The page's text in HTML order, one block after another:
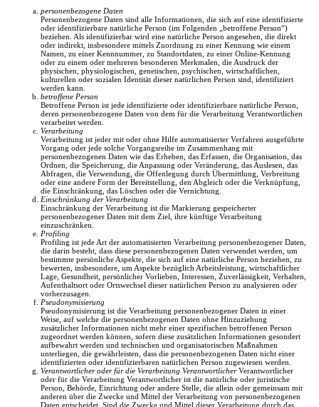
personenbezogene Daten
Personenbezogene Daten sind alle Informationen, die sich auf eine identifizierte
oder identifizierbare natürliche Person (im Folgenden „betroffene Person“)
beziehen. Als identifizierbar wird eine natürliche Person angesehen, die direkt
oder indirekt, insbesondere mittels Zuordnung zu einer Kennung wie einem
Namen, zu einer Kennnummer, zu Standortdaten, zu einer Online-Kennung
oder zu einem oder mehreren besonderen Merkmalen, die Ausdruck der
physischen, physiologischen, genetischen, psychischen, wirtschaftlichen,
kulturellen oder sozialen Identität dieser natürlichen Person sind, identifiziert
werden kann.
betroffene Person
Betroffene Person ist jede identifizierte oder identifizierbare natürliche Person,
deren personenbezogene Daten von dem für die Verarbeitung Verantwortlichen
verarbeitet werden.
Verarbeitung
Verarbeitung ist jeder mit oder ohne Hilfe automatisierter Verfahren ausgeführte
Vorgang oder jede solche Vorgangsreihe im Zusammenhang mit
personenbezogenen Daten wie das Erheben, das Erfassen, die Organisation, das
Ordnen, die Speicherung, die Anpassung oder Veränderung, das Auslesen, das
Abfragen, die Verwendung, die Offenlegung durch Übermittlung, Verbreitung
oder eine andere Form der Bereitstellung, den Abgleich oder die Verknüpfung,
die Einschränkung, das Löschen oder die Vernichtung.
Einschränkung der Verarbeitung
Einschränkung der Verarbeitung ist die Markierung gespeicherter
personenbezogener Daten mit dem Ziel, ihre künftige Verarbeitung
einzuschränken.
Profiling
Profiling ist jede Art der automatisierten Verarbeitung personenbezogener Daten,
die darin besteht, dass diese personenbezogenen Daten verwendet werden, um
bestimmte persönliche Aspekte, die sich auf eine natürliche Person beziehen, zu
bewerten, insbesondere, um Aspekte bezüglich Arbeitsleistung, wirtschaftlicher
Lage, Gesundheit, persönlicher Vorlieben, Interessen, Zuverlässigkeit, Verhalten,
Aufenthaltsort oder Ortswechsel dieser natürlichen Person zu analysieren oder
vorherzusagen.
Pseudonymisierung
Pseudonymisierung ist die Verarbeitung personenbezogener Daten in einer
Weise, auf welche die personenbezogenen Daten ohne Hinzuziehung
zusätzlicher Informationen nicht mehr einer spezifischen betroffenen Person
zugeordnet werden können, sofern diese zusätzlichen Informationen gesondert
aufbewahrt werden und technischen und organisatorischen Maßnahmen
unterliegen, die gewährleisten, dass die personenbezogenen Daten nicht einer
identifizierten oder identifizierbaren natürlichen Person zugewiesen werden.
Verantwortlicher oder für die Verarbeitung VerantwortlicherVerantwortlicher
oder für die Verarbeitung Verantwortlicher ist die natürliche oder juristische
Person, Behörde, Einrichtung oder andere Stelle, die allein oder gemeinsam mit
anderen über die Zwecke und Mittel der Verarbeitung von personenbezogenen
Daten entscheidet. Sind die Zwecke und Mittel dieser Verarbeitung durch das